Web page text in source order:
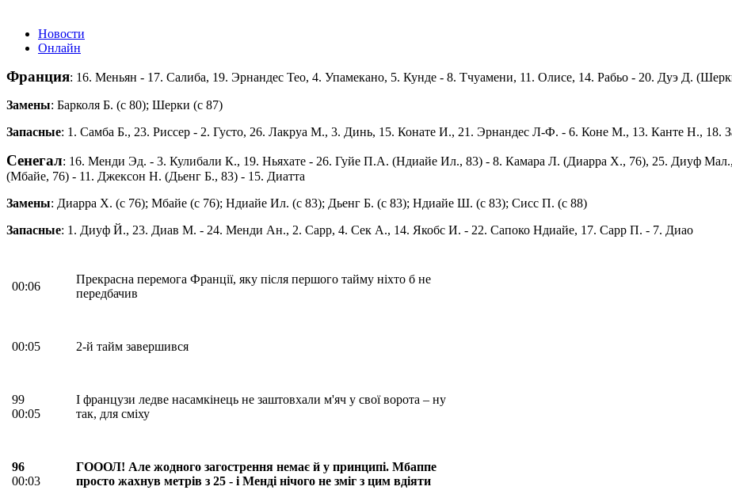
Новости
Онлайн
Франция: 16. Меньян - 17. Салиба, 19. Эрнандес Тео, 4. Упамекано, 5. Кунде - 8. Тчуамени, 11. Олисе, 14. Рабьо - 20. Дуэ Д.
Замены: Барколя Б. (с 80); Шерки (с 87)
Запасные: 1. Самба Б., 23. Риссер - 2. Густо, 26. Лакруа М., 3. Динь, 15. Конате И., 21. Эрнандес Л-Ф. - 6. Коне М., 13. Канте Н.,
Сенегал: 16. Менди Эд. - 3. Кулибали К., 19. Ньяхате - 26. Гуйе П.А. (Ндиайе Ил., 83) - 8. Камара Л. (Диарра Х., 76), 25. Диуф
(Мбайе, 76) - 11. Джексон Н. (Дьенг Б., 83) - 15. Диатта
Замены: Диарра Х. (с 76); Мбайе (с 76); Ндиайе Ил. (с 83); Дьенг Б. (с 83); Ндиайе Ш. (с 83); Сисс П. (с 88)
Запасные: 1. Диуф Й., 23. Диав М. - 24. Менди Ан., 2. Сарр, 4. Сек А., 14. Якобс И. - 22. Сапоко Ндиайе, 17. Сарр П. - 7. Диао
00:06
Прекрасна перемога Франції, яку після першого тайму ніхто б не
передбачив
00:05 2-й тайм завершився
99
00:05
І французи ледве насамкінець не заштовхали м'яч у свої ворота – ну
так, для сміху
96
00:03
ГОООЛ! Але жодного загострення немає й у принципі. Мбаппе
просто жахнув метрів з 25 - і Менді нічого не зміг з цим вдіяти